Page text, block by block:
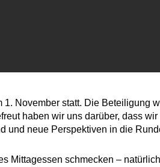
November statt. Die Beteiligung
haben wir uns darüber, dass
und neue Perspektiven in die
Mittagessen schmecken –